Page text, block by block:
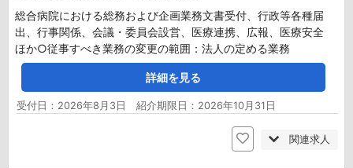
総合病院における総務および企画業務文書受付、行政等各種届
出、行事関係、会議・委員会設営、医療連携、広報、医療安全
ほか○従事すべき業務の変更の範囲：法人の定める業務
詳細を見る
受付日：2026年8月3日 紹介期限日：2026年10月31日
関連求人